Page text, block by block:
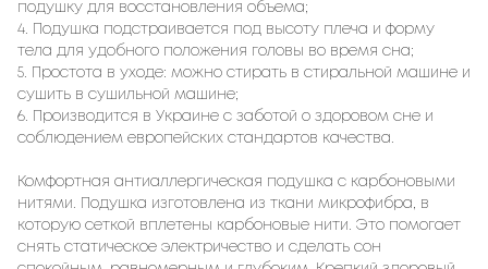
подушку для восстановления объема;
4. Подушка подстраивается под высоту плеча и форму
тела для удобного положения головы во время сна;
5. Простота в уходе: можно стирать в стиральной машине и
сушить в сушильной машине;
6. Производится в Украине с заботой о здоровом сне и
соблюдением европейских стандартов качества.
Комфортная антиаллергическая подушка с карбоновыми
нитями. Подушка изготовлена ​​из ткани микрофибра, в
которую сеткой вплетены карбоновые нити. Это помогает
снять статическое электричество и сделать сон